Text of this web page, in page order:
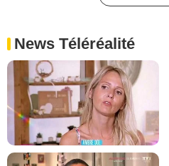
News Téléréalité